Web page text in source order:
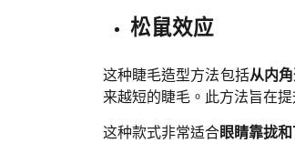
松鼠效应
这种睫毛造型方法包括从内
来越短的睫毛。此方法旨在
这种款式非常适合眼睛靠拢